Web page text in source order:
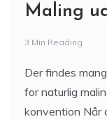
Maling
3 Min Reading
Der findes
for naturlig
konvention Når